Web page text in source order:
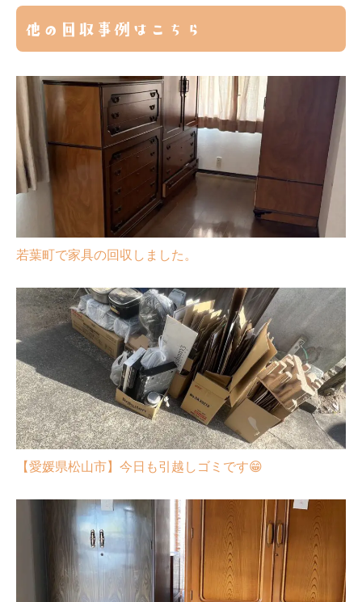
他の回収事例はこちら
若葉町で家具の回収しました。
【愛媛県松山市】今日も引越しゴミです😁